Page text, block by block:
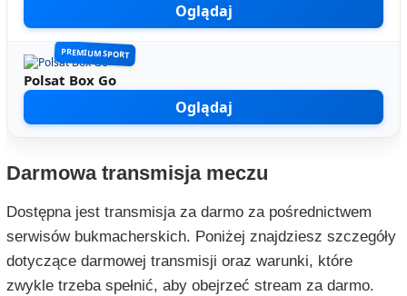
Oglądaj
PREMIUM SPORT
Polsat Box Go
Oglądaj
Darmowa transmisja meczu
Dostępna jest transmisja za darmo za pośrednictwem
serwisów bukmacherskich. Poniżej znajdziesz szczegóły
dotyczące darmowej transmisji oraz warunki, które
zwykle trzeba spełnić, aby obejrzeć stream za darmo.